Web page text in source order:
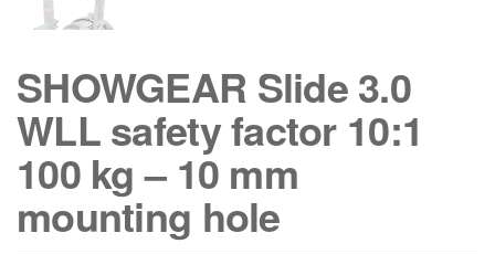
SHOWGEAR Slide 3.0
WLL safety factor 10:1
100 kg – 10 mm
mounting hole